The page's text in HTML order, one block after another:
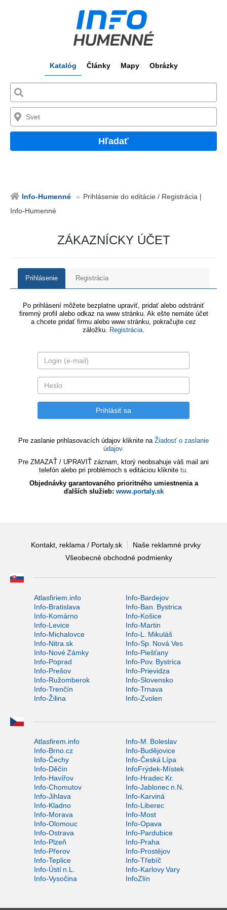
Katalóg Články Mapy Obrázky
Hľadať
Info-Humenné
Prihlásenie do editácie / Registrácia |
Info-Humenné
ZÁKAZNÍCKY ÚČET
Prihlásenie Registrácia
Po prihlásení môžete bezplatne upraviť, pridať alebo odstrániť
firemný profil alebo odkaz na www stránku. Ak ešte nemáte účet
a chcete pridať firmu alebo www stránku, pokračujte cez
záložku. Registrácia.
Pre zaslanie prihlasovacích údajov kliknite na Žiadosť o zaslanie
údajov.
Pre ZMAZAŤ / UPRAVIŤ záznam, ktorý neobsahuje váš mail ani
telefón alebo pri problémoch s editáciou kliknite tu.
Objednávky garantovaného prioritného umiestnenia a
ďalších služieb: www.portaly.sk
Kontakt, reklama / Portaly.sk
Naše reklamné prvky
Všeobecné obchodné podmienky
Atlasfiriem.info
Info-Bardejov
Info-Bratislava
Info-Ban. Bystrica
Info-Komárno
Info-Košice
Info-Levice
Info-Martin
Info-Michalovce
Info-L. Mikuláš
Info-Nitra.sk
Info-Sp. Nová Ves
Info-Nové Zámky
Info-Piešťany
Info-Poprad
Info-Pov. Bystrica
Info-Prešov
Info-Prievidza
Info-Ružomberok
Info-Slovensko
Info-Trenčín
Info-Trnava
Info-Žilina
Info-Zvolen
Atlasfirem.info
Info-M. Boleslav
Info-Brno.cz
Info-Budějovice
Info-Čechy
Info-Česká Lípa
Info-Děčín
InfoFrýdek-Místek
Info-Havířov
Info-Hradec Kr.
Info-Chomutov
Info-Jablonec n.N.
Info-Jihlava
Info-Karviná
Info-Kladno
Info-Liberec
Info-Morava
Info-Most
Info-Olomouc
Info-Opava
Info-Ostrava
Info-Pardubice
Info-Plzeň
Info-Praha
Info-Přerov
Info-Prostějov
Info-Teplice
Info-Třebíč
Info-Ústí n.L.
Info-Karlovy Vary
Info-Vysočina
InfoZlín